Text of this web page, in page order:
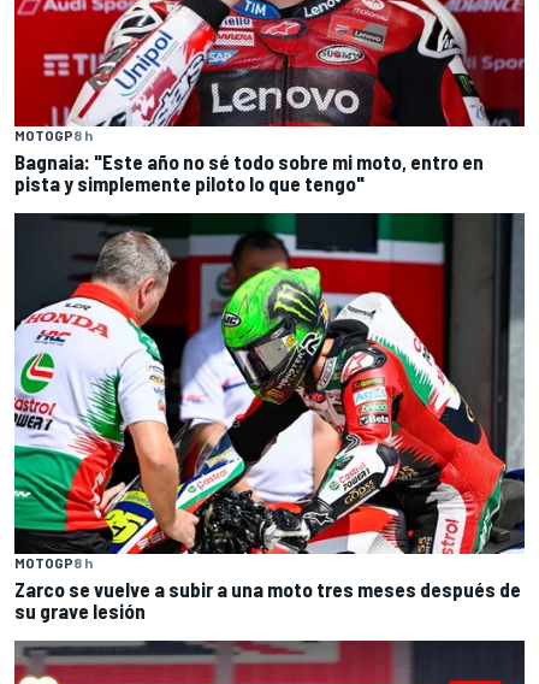
MOTOGP8 h
Bagnaia: "Este año no sé todo sobre mi moto, entro en
pista y simplemente piloto lo que tengo"
MOTOGP8 h
Zarco se vuelve a subir a una moto tres meses después de
su grave lesión